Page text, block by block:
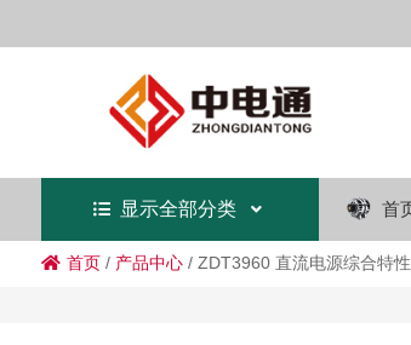
显示全部分类 首
首页/ 产品中心/ ZDT3960 直流电源综合特